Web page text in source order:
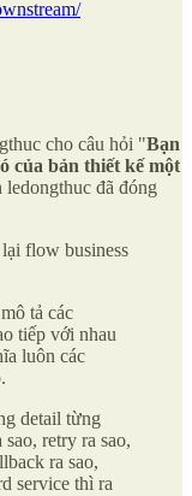
cho câu hỏi "Bạn
của bản thiết kế một
ledongthuc đã đóng
flow business
tả các
tiếp với nhau
luôn các
detail từng
retry ra sao,
ra sao,
service thì ra